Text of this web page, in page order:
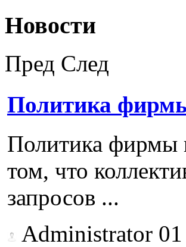
Новости
Пред След
Политика
Политика фирмы
том, что
запросов ...
Administrator